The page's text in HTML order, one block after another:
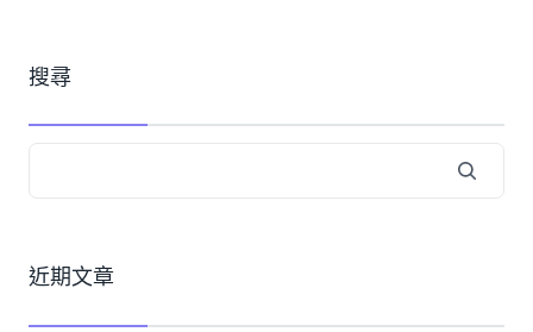
搜尋
近期文章